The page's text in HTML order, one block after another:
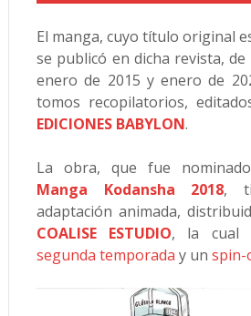
El manga, cuyo título original
se publicó en dicha revista, de
enero de 2015 y enero de
tomos recopilatorios,
EDICIONES BABYLON.
La obra, que fue
Manga Kodansha 2018,
adaptación animada,
COALISE ESTUDIO, la cual
segunda temporada y un spin-